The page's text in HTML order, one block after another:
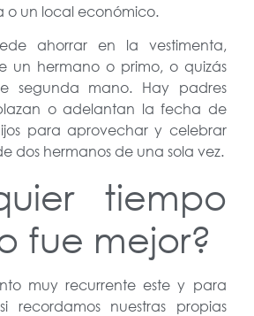
o un local económico.
ahorrar en la vestimenta,
un hermano o primo, o quizás
segunda mano. Hay padres
o adelantan la fecha de
para aprovechar y celebrar
dos hermanos de una sola vez.
tiempo
fue mejor?
muy recurrente este y para
recordamos nuestras propias